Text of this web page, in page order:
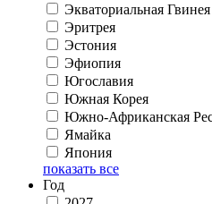
Экваториальная Гвинея
Эритрея
Эстония
Эфиопия
Югославия
Южная Корея
Южно-Африканская
Ямайка
Япония
показать все
Год